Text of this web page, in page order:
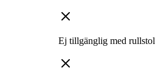
Ej tillgänglig med rullstol